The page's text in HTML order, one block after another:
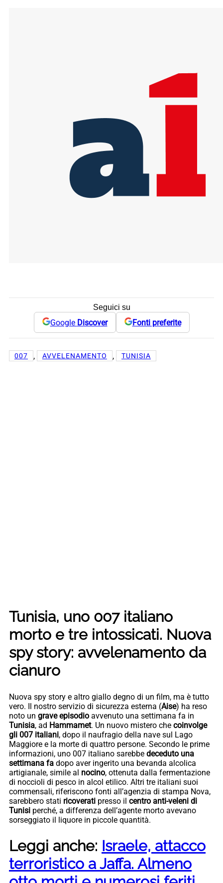
Seguici su
Google Discover Fonti preferite
007 , AVVELENAMENTO , TUNISIA
Tunisia, uno 007 italiano
morto e tre intossicati. Nuova
spy story: avvelenamento da
cianuro
Nuova spy story e altro giallo degno di un film, ma è tutto
vero. Il nostro servizio di sicurezza esterna (Aise) ha reso
noto un grave episodio avvenuto una settimana fa in
Tunisia, ad Hammamet. Un nuovo mistero che coinvolge
gli 007 italiani, dopo il naufragio della nave sul Lago
Maggiore e la morte di quattro persone. Secondo le prime
informazioni, uno 007 italiano sarebbe deceduto una
settimana fa dopo aver ingerito una bevanda alcolica
artigianale, simile al nocino, ottenuta dalla fermentazione
di noccioli di pesco in alcol etilico. Altri tre italiani suoi
commensali, riferiscono fonti all’agenzia di stampa Nova,
sarebbero stati ricoverati presso il centro anti-veleni di
Tunisi perché, a differenza dell’agente morto avevano
sorseggiato il liquore in piccole quantità.
Leggi anche: Israele, attacco
terroristico a Jaffa. Almeno